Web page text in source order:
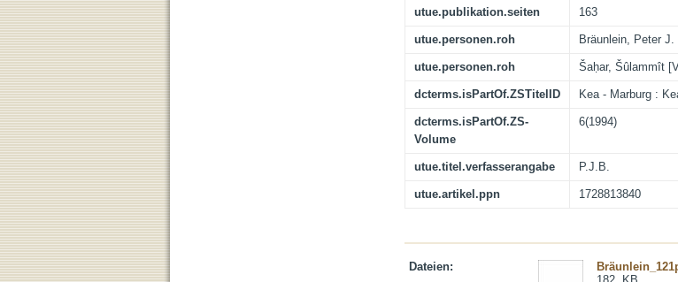
utue.publikation.seiten 163
utue.personen.roh Bräunlein, Peter J.
utue.personen.roh Šaḥar, Šûlammît
dcterms.isPartOf.ZSTitelID Kea - Marburg :
dcterms.isPartOf.ZS-
Volume
6(1994)
utue.titel.verfasserangabe P.J.B.
utue.artikel.ppn 1728813840
Dateien: